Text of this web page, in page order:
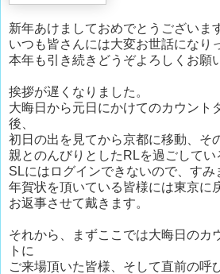
新年あけましておめでとうございま
いつも皆さんには大変お世話になり
本年も引き続きどうぞよろしくお願
挨拶が遅くなりました。
大晦日から元日にかけてのカウント
後、
初日の出を見てから京都に移動、そ
親とのんびりとしたRLを過ごしてい
SLにはログインできないので、すみ
年賀状を頂いている皆様には東京に
お返事させて戴きます。
それから、まずここでは大晦日のカ
トに
ご来場頂いた皆様、そして直前の呼